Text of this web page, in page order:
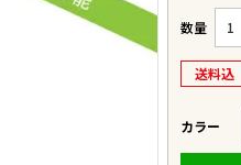
送料込
カラー